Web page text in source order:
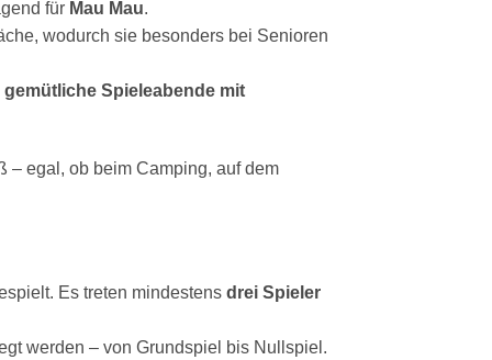
für Mau Mau.
wodurch sie besonders bei Senioren
Spieleabende mit
– egal, ob beim Camping, auf dem
Es treten mindestens drei Spieler
werden – von Grundspiel bis Nullspiel.